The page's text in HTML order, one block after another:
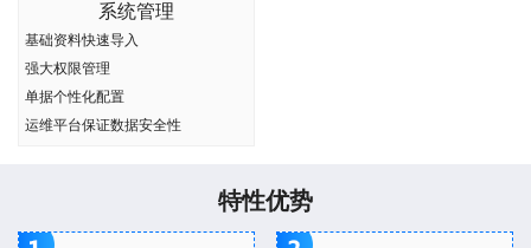
系统管理
基础资料快速导入
强大权限管理
单据个性化配置
运维平台保证数据安全性
特性优势